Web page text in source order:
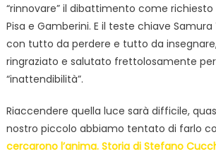
“rinnovare” il dibattimento come richiesto
Pisa e Gamberini. E il teste chiave
con tutto da perdere e tutto da
ringraziato e salutato frettolosamente
“inattendibilità”.
Riaccendere quella luce sarà difficile,
nostro piccolo abbiamo tentato di farlo
cercarono l’anima. Storia di Stefano